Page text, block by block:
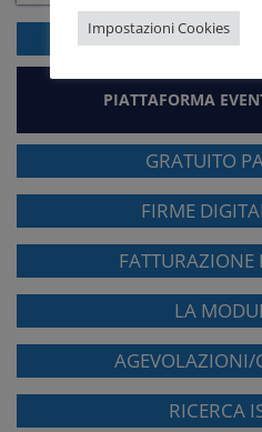
ACCEDI ALLA
PIATTAFORMA
GRATUITO
FIRME
FATTURAZIONE
LA
AGEVOLAZIONI/
RICERCA
Impostazioni Cookies